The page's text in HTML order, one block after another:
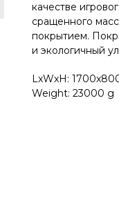
качестве
сращенного
покрытием.
и экологичный
LxWxH:
Weight: 23000 g